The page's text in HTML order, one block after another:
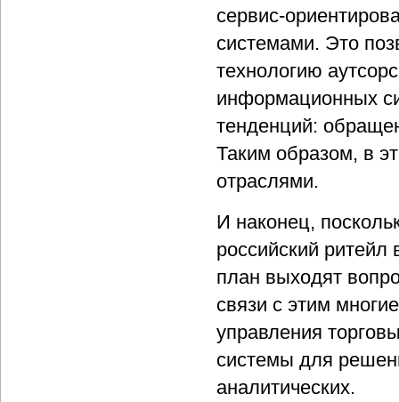
сервис-
системами. Это
технологию
информационных
тенденций:
Таким образом, в
отраслями.
И наконец,
российский
план выходят
связи с этим
управления
системы для
аналитических.